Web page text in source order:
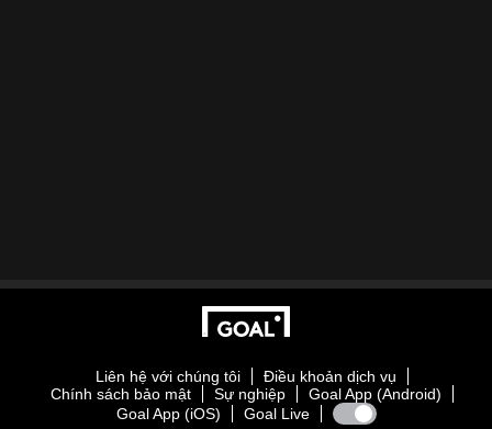
Liên hệ với chúng tôi
Điều khoản dịch vụ
Chính sách bảo mật
Sự nghiệp
Goal App (Android)
Goal App (iOS)
Goal Live